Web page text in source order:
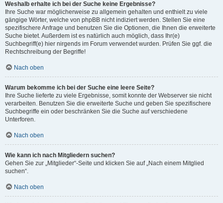
Weshalb erhalte ich bei der Suche keine Ergebnisse?
Ihre Suche war möglicherweise zu allgemein gehalten und enthielt zu viele
gängige Wörter, welche von phpBB nicht indiziert werden. Stellen Sie eine
spezifischere Anfrage und benutzen Sie die Optionen, die Ihnen die erweiterte
Suche bietet. Außerdem ist es natürlich auch möglich, dass Ihr(e)
Suchbegriff(e) hier nirgends im Forum verwendet wurden. Prüfen Sie ggf. die
Rechtschreibung der Begriffe!
Nach oben
Warum bekomme ich bei der Suche eine leere Seite?
Ihre Suche lieferte zu viele Ergebnisse, somit konnte der Webserver sie nicht
verarbeiten. Benutzen Sie die erweiterte Suche und geben Sie spezifischere
Suchbegriffe ein oder beschränken Sie die Suche auf verschiedene
Unterforen.
Nach oben
Wie kann ich nach Mitgliedern suchen?
Gehen Sie zur „Mitglieder“-Seite und klicken Sie auf „Nach einem Mitglied
suchen“.
Nach oben